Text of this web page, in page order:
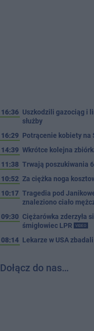
16:36 Uszkodzili gazociąg i
służby
16:29 Potrącenie kobiety na
14:39 Wkrótce kolejna
11:38 Trwają poszukiwania
10:52 Za ciężka noga
10:17 Tragedia pod
znaleziono ciało
09:30 Ciężarówka zderzyła
śmigłowiec LPR
VIDEO
08:14 Lekarze w USA
Dołącz do nas…